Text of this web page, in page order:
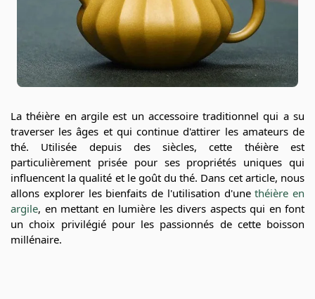
La théière en argile est un accessoire traditionnel qui a su
traverser les âges et qui continue d'attirer les amateurs de
thé. Utilisée depuis des siècles, cette théière est
particulièrement prisée pour ses propriétés uniques qui
influencent la qualité et le goût du thé. Dans cet article, nous
allons explorer les bienfaits de l'utilisation d'unethéière en
argile, en mettant en lumière les divers aspects qui en font
un choix privilégié pour les passionnés de cette boisson
millénaire.